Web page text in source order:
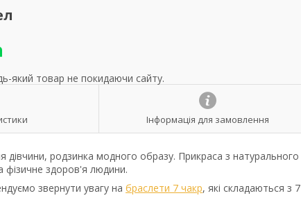
який товар не покидаючи сайту.
Інформація для замовлення
дівчини, родзинка модного образу. Прикраса з натурального
фізичне здоров'я людини.
звернути увагу на браслети 7 чакр, які складаються з 7